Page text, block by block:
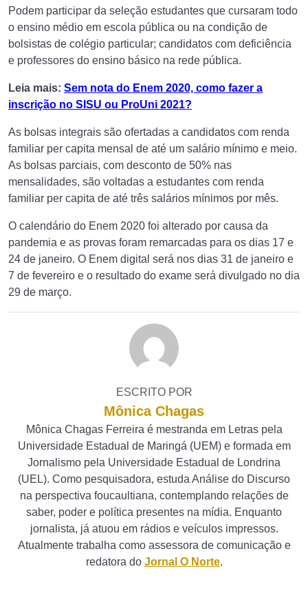
Podem participar da seleção estudantes que cursaram todo
o ensino médio em escola pública ou na condição de
bolsistas de colégio particular; candidatos com deficiência
e professores do ensino básico na rede pública.
Leia mais: Sem nota do Enem 2020, como fazer a
inscrição no SISU ou ProUni 2021?
As bolsas integrais são ofertadas a candidatos com renda
familiar per capita mensal de até um salário mínimo e meio.
As bolsas parciais, com desconto de 50% nas
mensalidades, são voltadas a estudantes com renda
familiar per capita de até três salários mínimos por mês.
O calendário do Enem 2020 foi alterado por causa da
pandemia e as provas foram remarcadas para os dias 17 e
24 de janeiro. O Enem digital será nos dias 31 de janeiro e
7 de fevereiro e o resultado do exame será divulgado no dia
29 de março.
ESCRITO POR
Mônica Chagas
Mônica Chagas Ferreira é mestranda em Letras pela
Universidade Estadual de Maringá (UEM) e formada em
Jornalismo pela Universidade Estadual de Londrina
(UEL). Como pesquisadora, estuda Análise do Discurso
na perspectiva foucaultiana, contemplando relações de
saber, poder e política presentes na mídia. Enquanto
jornalista, já atuou em rádios e veículos impressos.
Atualmente trabalha como assessora de comunicação e
redatora do Jornal O Norte.